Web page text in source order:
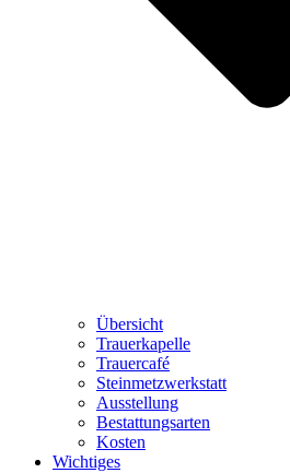
Übersicht
Trauerkapelle
Trauercafé
Steinmetzwerkstatt
Ausstellung
Bestattungsarten
Kosten
Wichtiges